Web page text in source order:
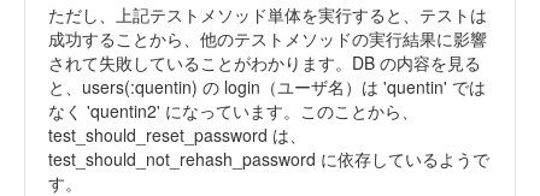
ただし、上記テストメソッド単体を実行すると、テストは
成功することから、他のテストメソッドの実行結果に影響
されて失敗していることがわかります。DB の内容を見る
と、users(:quentin) の login（ユーザ名）は 'quentin' では
なく 'quentin2' になっています。このことから、
test_should_reset_password は、
test_should_not_rehash_password に依存しているようで
す。